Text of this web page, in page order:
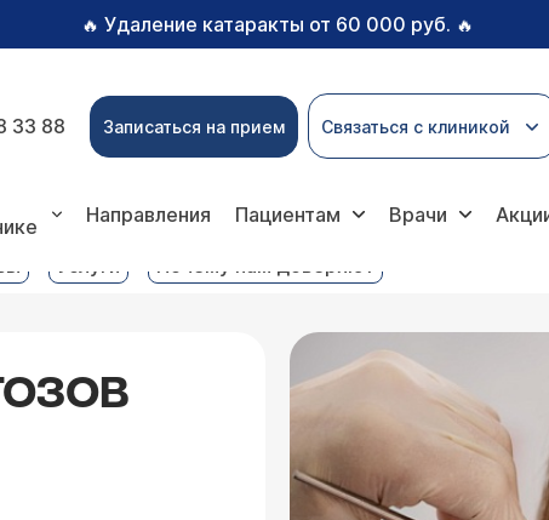
🔥 Удаление катаракты от 60 000 руб. 🔥
33 88 Записаться на прием Связаться с клиникой
Направления Пациентам Врачи
Услуги Почему нам доверяют